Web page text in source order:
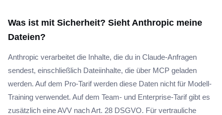
Was ist mit Sicherheit? Sieht Anthropic meine
Dateien?
Anthropic verarbeitet die Inhalte, die du in Claude-Anfragen
sendest, einschließlich Dateiinhalte, die über MCP geladen
werden. Auf dem Pro-Tarif werden diese Daten nicht für Modell-
Training verwendet. Auf dem Team- und Enterprise-Tarif gibt es
zusätzlich eine AVV nach Art. 28 DSGVO. Für vertrauliche